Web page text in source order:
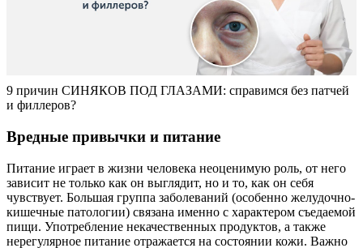
9 причин СИНЯКОВ ПОД ГЛАЗАМИ: справимся без патчей
и филлеров?
Вредные привычки и питание
Питание играет в жизни человека неоценимую роль, от него
зависит не только как он выглядит, но и то, как он себя
чувствует. Большая группа заболеваний (особенно желудочно-
кишечные патологии) связана именно с характером съедаемой
пищи. Употребление некачественных продуктов, а также
нерегулярное питание отражается на состоянии кожи. Важно